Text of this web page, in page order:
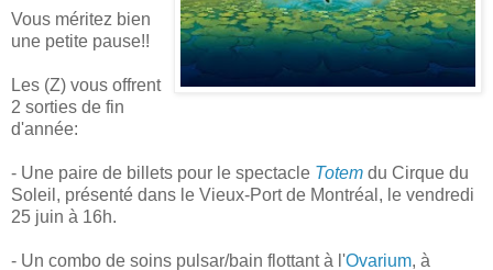
Vous méritez bien
une petite pause!!
Les (Z) vous offrent
2 sorties de fin
d'année:
- Une paire de billets pour le spectacle Totem du Cirque du
Soleil, présenté dans le Vieux-Port de Montréal, le vendredi
25 juin à 16h.
- Un combo de soins pulsar/bain flottant à l'Ovarium, à